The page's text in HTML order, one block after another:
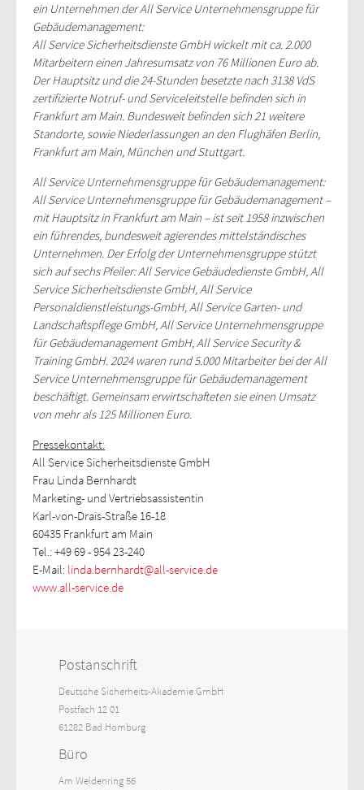
ein Unternehmen der All Service Unternehmensgruppe für
Gebäudemanagement:
All Service Sicherheitsdienste GmbH wickelt mit ca. 2.000
Mitarbeitern einen Jahresumsatz von 76 Millionen Euro ab.
Der Hauptsitz und die 24-Stunden besetzte nach 3138 VdS
zertifizierte Notruf- und Serviceleitstelle befinden sich in
Frankfurt am Main. Bundesweit befinden sich 21 weitere
Standorte, sowie Niederlassungen an den Flughäfen Berlin,
Frankfurt am Main, München und Stuttgart.
All Service Unternehmensgruppe für Gebäudemanagement:
All Service Unternehmensgruppe für Gebäudemanagement –
mit Hauptsitz in Frankfurt am Main – ist seit 1958 inzwischen
ein führendes, bundesweit agierendes mittelständisches
Unternehmen. Der Erfolg der Unternehmensgruppe stützt
sich auf sechs Pfeiler: All Service Gebäudedienste GmbH, All
Service Sicherheitsdienste GmbH, All Service
Personaldienstleistungs-GmbH, All Service Garten- und
Landschaftspflege GmbH, All Service Unternehmensgruppe
für Gebäudemanagement GmbH, All Service Security &
Training GmbH. 2024 waren rund 5.000 Mitarbeiter bei der All
Service Unternehmensgruppe für Gebäudemanagement
beschäftigt. Gemeinsam erwirtschafteten sie einen Umsatz
von mehr als 125 Millionen Euro.
Pressekontakt:
All Service Sicherheitsdienste GmbH
Frau Linda Bernhardt
Marketing- und Vertriebsassistentin
Karl-von-Drais-Straße 16-18
60435 Frankfurt am Main
Tel.: +49 69 - 954 23-240
E-Mail: linda.bernhardt@all-service.de
www.all-service.de
Postanschrift
Deutsche Sicherheits-Akademie GmbH
Postfach 12 01
61282 Bad Homburg
Büro
Am Weidenring 56